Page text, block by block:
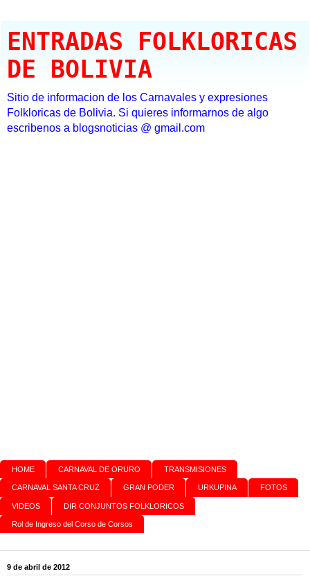
ENTRADAS FOLKLORICAS
DE BOLIVIA
Sitio de informacion de los Carnavales y expresiones
Folkloricas de Bolivia. Si quieres informarnos de algo
escribenos a blogsnoticias @ gmail.com
HOME CARNAVAL DE ORURO TRANSMISIONES
CARNAVAL SANTA CRUZ GRAN PODER URKUPINA FOTOS
VIDEOS DIR CONJUNTOS FOLKLORICOS
Rol de Ingreso del Corso de Corsos
9 de abril de 2012